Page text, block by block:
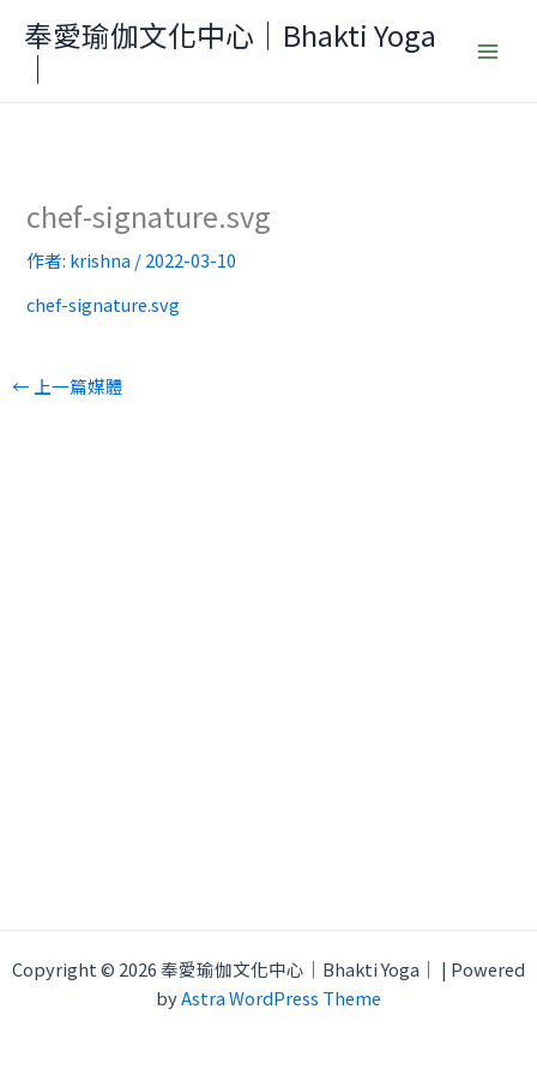
要
奉愛瑜伽文化中心｜Bhakti Yoga
｜
chef-signature.svg
作者: krishna /2022-03-10
chef-signature.svg
← 上一篇媒體
Copyright © 2026 奉愛瑜伽文化中心｜Bhakti Yoga｜ | Powered
byAstra WordPress Theme